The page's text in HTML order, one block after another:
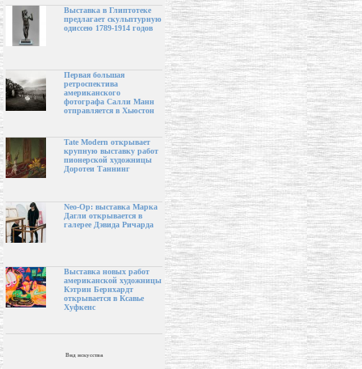
Выставка в Глиптотеке
предлагает скульптурную
одиссею 1789-1914 годов
Первая большая
ретроспектива
американского
фотографа Салли Манн
отправляется в Хьюстон
Tate Modern открывает
крупную выставку работ
пионерской художницы
Доротеи Таннинг
Neo-Op: выставка Марка
Дагли открывается в
галерее Дэвида Ричарда
Выставка новых работ
американской художницы
Кэтрин Бернхардт
открывается в Ксавье
Хуфкенс
Вид искусства